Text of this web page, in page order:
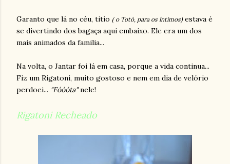
Garanto que lá no céu, titio ( o Totó, para os íntimos)estava é
se divertindo dos bagaça aqui embaixo. Ele era um dos
mais animados da familia...
Na volta, o Jantar foi lá em casa, porque a vida continua...
Fiz um Rigatoni, muito gostoso e nem em dia de velório
perdoei... "Fóóóta"nele!
Rigatoni Recheado